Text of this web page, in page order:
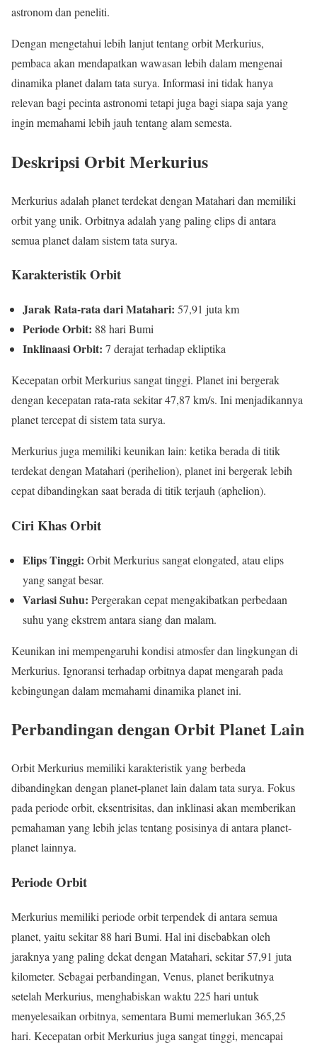
astronom dan peneliti.
Dengan mengetahui lebih lanjut tentang orbit Merkurius,
pembaca akan mendapatkan wawasan lebih dalam mengenai
dinamika planet dalam tata surya. Informasi ini tidak hanya
relevan bagi pecinta astronomi tetapi juga bagi siapa saja yang
ingin memahami lebih jauh tentang alam semesta.
Deskripsi Orbit Merkurius
Merkurius adalah planet terdekat dengan Matahari dan memiliki
orbit yang unik. Orbitnya adalah yang paling elips di antara
semua planet dalam sistem tata surya.
Karakteristik Orbit
Jarak Rata-rata dari Matahari: 57,91 juta km
Periode Orbit: 88 hari Bumi
Inklinaasi Orbit: 7 derajat terhadap ekliptika
Kecepatan orbit Merkurius sangat tinggi. Planet ini bergerak
dengan kecepatan rata-rata sekitar 47,87 km/s. Ini menjadikannya
planet tercepat di sistem tata surya.
Merkurius juga memiliki keunikan lain: ketika berada di titik
terdekat dengan Matahari (perihelion), planet ini bergerak lebih
cepat dibandingkan saat berada di titik terjauh (aphelion).
Ciri Khas Orbit
Elips Tinggi: Orbit Merkurius sangat elongated, atau elips
yang sangat besar.
Variasi Suhu: Pergerakan cepat mengakibatkan perbedaan
suhu yang ekstrem antara siang dan malam.
Keunikan ini mempengaruhi kondisi atmosfer dan lingkungan di
Merkurius. Ignoransi terhadap orbitnya dapat mengarah pada
kebingungan dalam memahami dinamika planet ini.
Perbandingan dengan Orbit Planet Lain
Orbit Merkurius memiliki karakteristik yang berbeda
dibandingkan dengan planet-planet lain dalam tata surya. Fokus
pada periode orbit, eksentrisitas, dan inklinasi akan memberikan
pemahaman yang lebih jelas tentang posisinya di antara planet-
planet lainnya.
Periode Orbit
Merkurius memiliki periode orbit terpendek di antara semua
planet, yaitu sekitar 88 hari Bumi. Hal ini disebabkan oleh
jaraknya yang paling dekat dengan Matahari, sekitar 57,91 juta
kilometer. Sebagai perbandingan, Venus, planet berikutnya
setelah Merkurius, menghabiskan waktu 225 hari untuk
menyelesaikan orbitnya, sementara Bumi memerlukan 365,25
hari. Kecepatan orbit Merkurius juga sangat tinggi, mencapai